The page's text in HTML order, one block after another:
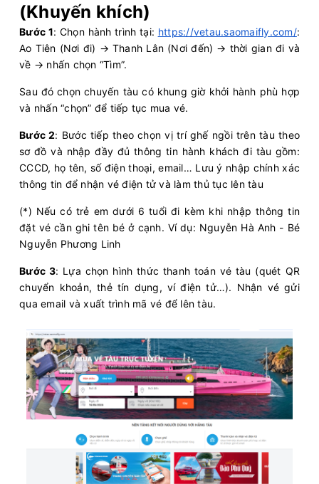
(Khuyến khích)
Bước 1: Chọn hành trình tại: https://vetau.saomaifly.com/:
Ao Tiên (Nơi đi) → Thanh Lân (Nơi đến) → thời gian đi và
về → nhấn chọn “Tìm”.
Sau đó chọn chuyến tàu có khung giờ khởi hành phù hợp
và nhấn “chọn” để tiếp tục mua vé.
Bước 2: Bước tiếp theo chọn vị trí ghế ngồi trên tàu theo
sơ đồ và nhập đầy đủ thông tin hành khách đi tàu gồm:
CCCD, họ tên, số điện thoại, email… Lưu ý nhập chính xác
thông tin để nhận vé điện tử và làm thủ tục lên tàu
(*) Nếu có trẻ em dưới 6 tuổi đi kèm khi nhập thông tin
đặt vé cần ghi tên bé ở cạnh. Ví dụ: Nguyễn Hà Anh - Bé
Nguyễn Phương Linh
Bước 3: Lựa chọn hình thức thanh toán vé tàu (quét QR
chuyển khoản, thẻ tín dụng, ví điện tử…). Nhận vé gửi
qua email và xuất trình mã vé để lên tàu.